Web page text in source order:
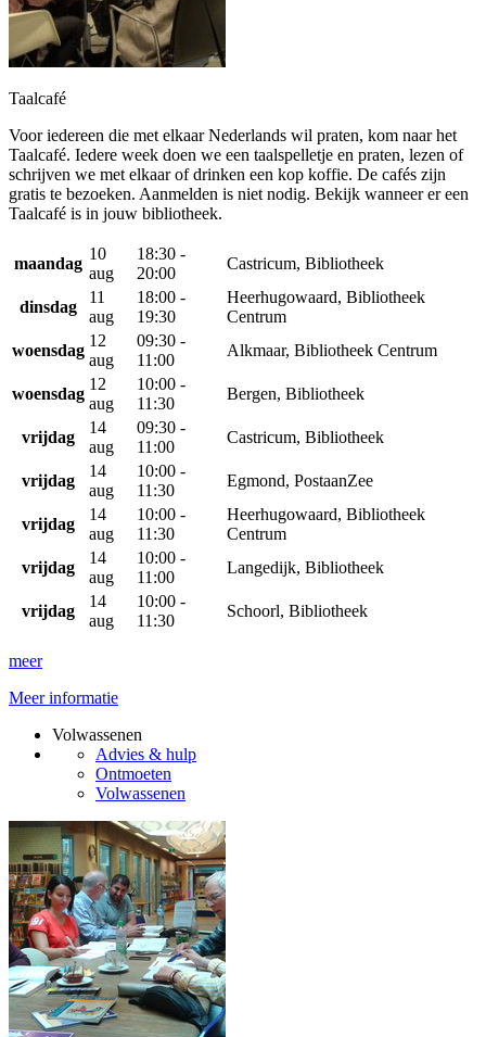
Taalcafé
Voor iedereen die met elkaar Nederlands wil praten, kom naar het
Taalcafé. Iedere week doen we een taalspelletje en praten, lezen of
schrijven we met elkaar of drinken een kop koffie. De cafés zijn
gratis te bezoeken. Aanmelden is niet nodig. Bekijk wanneer er een
Taalcafé is in jouw bibliotheek.
maandag
10
aug
18:30 -
20:00
Castricum, Bibliotheek
dinsdag
11
aug
18:00 -
19:30
Heerhugowaard, Bibliotheek
Centrum
woensdag
12
aug
09:30 -
11:00
Alkmaar, Bibliotheek Centrum
woensdag
12
aug
10:00 -
11:30
Bergen, Bibliotheek
vrijdag
14
aug
09:30 -
11:00
Castricum, Bibliotheek
vrijdag
14
aug
10:00 -
11:30
Egmond, PostaanZee
vrijdag
14
aug
10:00 -
11:30
Heerhugowaard, Bibliotheek
Centrum
vrijdag
14
aug
10:00 -
11:00
Langedijk, Bibliotheek
vrijdag
14
aug
10:00 -
11:30
Schoorl, Bibliotheek
meer
Meer informatie
Volwassenen
Advies & hulp
Ontmoeten
Volwassenen